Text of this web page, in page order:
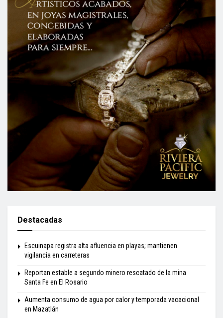
Destacadas
Escuinapa registra alta afluencia en playas; mantienen
vigilancia en carreteras
Reportan estable a segundo minero rescatado de la mina
Santa Fe en El Rosario
Aumenta consumo de agua por calor y temporada vacacional
en Mazatlán